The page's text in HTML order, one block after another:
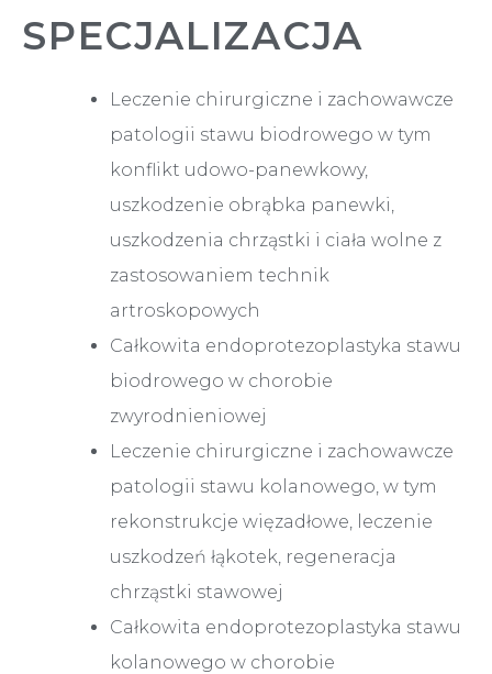
SPECJALIZACJA
Leczenie chirurgiczne i zachowawcze
patologii stawu biodrowego w tym
konflikt udowo-panewkowy,
uszkodzenie obrąbka panewki,
uszkodzenia chrząstki i ciała wolne z
zastosowaniem technik
artroskopowych
Całkowita endoprotezoplastyka stawu
biodrowego w chorobie
zwyrodnieniowej
Leczenie chirurgiczne i zachowawcze
patologii stawu kolanowego, w tym
rekonstrukcje więzadłowe, leczenie
uszkodzeń łąkotek, regeneracja
chrząstki stawowej
Całkowita endoprotezoplastyka stawu
kolanowego w chorobie